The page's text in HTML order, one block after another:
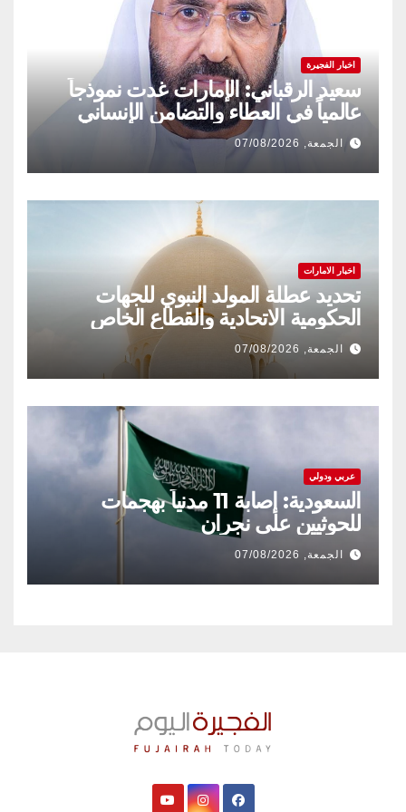
اخبار الفجيرة
سعيد الرقباني: الإمارات غدت نموذجاً
عالمياً في العطاء والتضامن الإنساني
الجمعة, 07/08/2026
اخبار الامارات
تحديد عطلة المولد النبوي للجهات
الحكومية الاتحادية والقطاع الخاص
الجمعة, 07/08/2026
عربي ودولي
السعودية: إصابة 11 مدنياً بهجمات
للحوثيين على نجران
الجمعة, 07/08/2026